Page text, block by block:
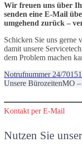
Wir freuen uns über
senden eine E-Mail
umgehend zurück –
Schicken Sie uns gerne
damit unsere
dem Problem machen
Notrufnummer 24/7
Unsere BürozeitenMO –
Kontakt per E-Mail
Nutzen Sie